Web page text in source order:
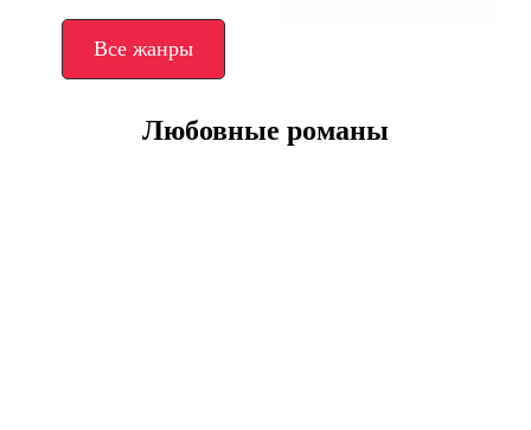
Все жанры
Любовные романы